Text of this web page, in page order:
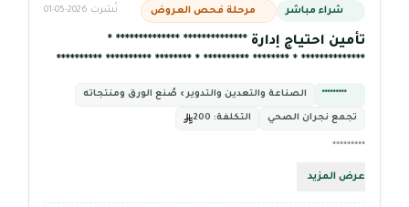
شراء مباشر مرحلة فحص العروض نُشرت 2026-05-01
تأمين احتياج إدارة ************** ************** *
************** * ******** ********** * ******** ********** **********
********* الصناعة والتعدين والتدوير › صُنع الورق ومنتجاته
تجمع نجران الصحي التكلفة:
*********
عرض المزيد